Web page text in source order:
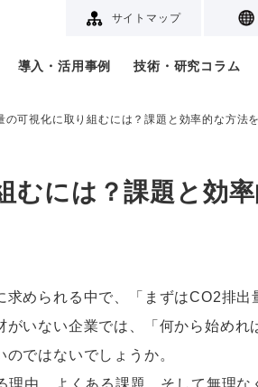
サイトマップ
導入・活用事例 技術・研究コラム
の可視化に取り組むには？課題と効率的な方法
むには？課題と効
められる中で、「まずはCO2排
いない企業では、「何から始めれ
ではないでしょうか。
由、よくある課題、そして無理